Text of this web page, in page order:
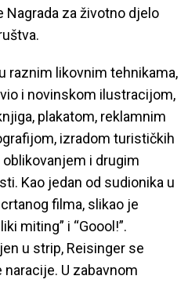
Nagrada za životno djelo
raznim likovnim tehnikama,
i novinskom ilustracijom,
plakatom, reklamnim
izradom turističkih
i drugim
Kao jedan od sudionika u
filma, slikao je
miting” i “Goool!”.
u strip, Reisinger se
U zabavnom